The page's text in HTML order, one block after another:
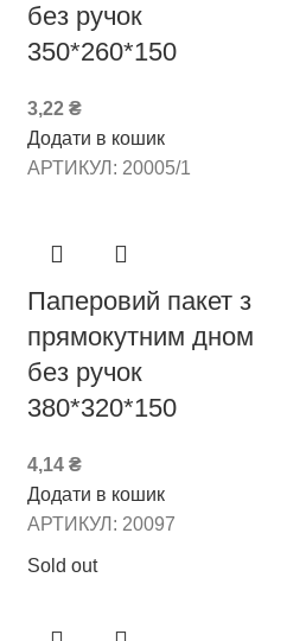
без ручок
350*260*150
3,22 ₴
Додати в кошик
АРТИКУЛ: 20005/1
Паперовий пакет з
прямокутним дном
без ручок
380*320*150
4,14 ₴
Додати в кошик
АРТИКУЛ: 20097
Sold out